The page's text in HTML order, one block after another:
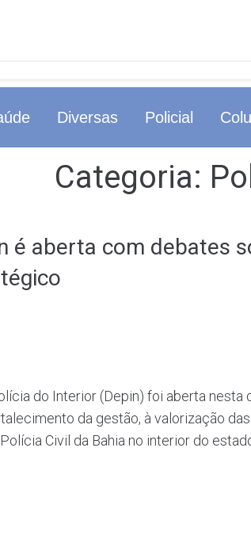
Diversas Policial
Categoria:
é aberta com debates
do Interior (Depin) foi aberta nesta
da gestão, à valorização
Civil da Bahia no interior do